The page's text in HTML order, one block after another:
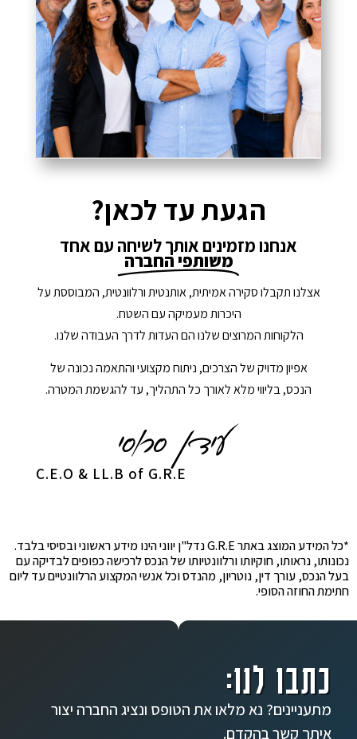
הגעת עד לכאן?
אנחנו מזמינים אותך לשיחה עם אחד
משותפי החברה
אצלנו תקבלו סקירה אמיתית, אותנטית ורלוונטית, המבוססת על
היכרות מעמיקה עם השטח.
הלקוחות המרוצים שלנו הם העדות לדרך העבודה שלנו.
אפיון מדויק של הצרכים, ניתוח מקצועי והתאמה נכונה של
הנכס, בליווי מלא לאורך כל התהליך, עד להגשמת המטרה.
C.E.O & LL.B of G.R.E
*כל המידע המוצג באתר G.R.E נדל"ן יווני הינו מידע ראשוני ובסיסי בלבד.
נכונותו, נראותו, חוקיותו ורלוונטיותו של הנכס לרכישה כפופים לבדיקה עם
בעל הנכס, עורך דין, נוטריון, מהנדס וכל אנשי המקצוע הרלוונטיים עד ליום
חתימת החוזה הסופי.
כתבו לנו:
מתעניינים? נא מלאו את הטופס ונציג החברה יצור
איתך קשר בהקדם.